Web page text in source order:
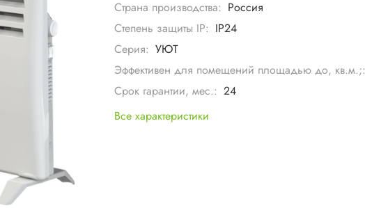
Страна производства: Россия
Степень защиты IP: IP24
Серия: УЮТ
Эффективен для помещений площадью до, кв.м.;:
Срок гарантии, мес.: 24
Все характеристики